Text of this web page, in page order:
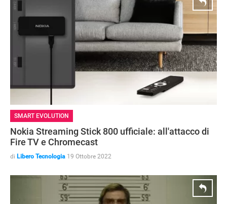
SMART EVOLUTION
Nokia Streaming Stick 800 ufficiale: all'attacco di
Fire TV e Chromecast
di Libero Tecnologia 19 Ottobre 2022